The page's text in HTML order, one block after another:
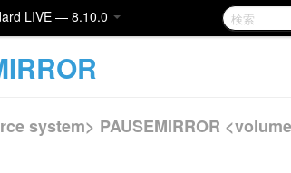
LIVE — 8.10.0
system> PAUSEMIRROR